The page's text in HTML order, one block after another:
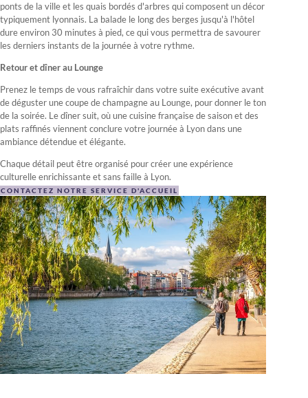
ponts de la ville et les quais bordés d'arbres qui composent un décor
typiquement lyonnais. La balade le long des berges jusqu'à l'hôtel
dure environ 30 minutes à pied, ce qui vous permettra de savourer
les derniers instants de la journée à votre rythme.
Retour et dîner au Lounge
Prenez le temps de vous rafraîchir dans votre suite exécutive avant
de déguster une coupe de champagne au Lounge, pour donner le ton
de la soirée. Le dîner suit, où une cuisine française de saison et des
plats raffinés viennent conclure votre journée à Lyon dans une
ambiance détendue et élégante.
Chaque détail peut être organisé pour créer une expérience
culturelle enrichissante et sans faille à Lyon.
CONTACTEZ NOTRE SERVICE D'ACCUEIL